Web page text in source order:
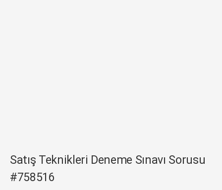
Satış Teknikleri Deneme Sınavı Sorusu
#758516